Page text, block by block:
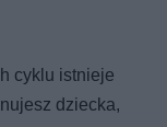
cyklu istnieje
dziecka,